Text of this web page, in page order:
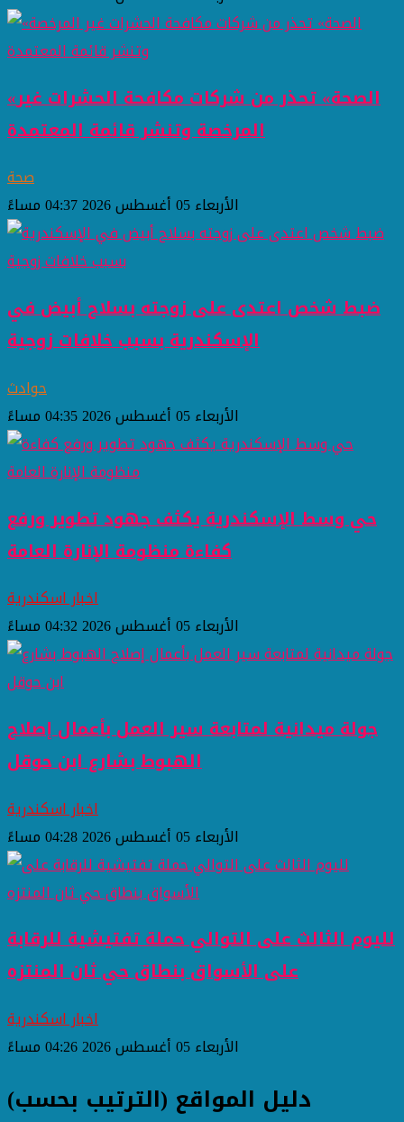
«الصحة» تحذر من شركات مكافحة الحشرات غير
المرخصة وتنشر قائمة المعتمدة
صحة
الأربعاء 05 أغسطس 2026 04:37 مساءً
ضبط شخص اعتدى على زوجته بسلاح أبيض في
الإسكندرية بسبب خلافات زوجية
حوادث
الأربعاء 05 أغسطس 2026 04:35 مساءً
حي وسط الإسكندرية يكثف جهود تطوير ورفع
كفاءة منظومة الإنارة العامة
اخبار اسكندرية
الأربعاء 05 أغسطس 2026 04:32 مساءً
جولة ميدانية لمتابعة سير العمل بأعمال إصلاح
الهبوط بشارع ابن حوقل
اخبار اسكندرية
الأربعاء 05 أغسطس 2026 04:28 مساءً
لليوم الثالث على التوالي حملة تفتيشية للرقابة
على الأسواق بنطاق حي ثان المنتزه
اخبار اسكندرية
الأربعاء 05 أغسطس 2026 04:26 مساءً
دليل المواقع (الترتيب بحسب)